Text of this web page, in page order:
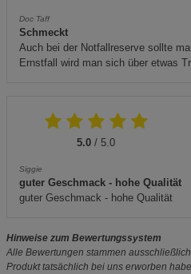
Doc Taff
Schmeckt
Auch bei der Notfallreserve sollte
Ernstfall wird man sich über etwas
5.0 / 5.0
Siggie
guter Geschmack - hohe Qualität
guter Geschmack - hohe Qualität
Hinweise zum Bewertungssystem
Alle Bewertungen stammen
Produkt tatsächlich bei uns erworben